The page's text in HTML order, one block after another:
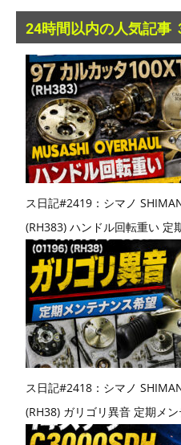
24時間以内の人気記事
ス日記#2419：シマノ
(RH383) ハンドル回転重い 定
ス日記#2418：シマノ
(RH38) ガリゴリ異音 定期メ